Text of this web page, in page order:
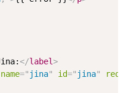
</label>
name=" jina" id=" jina"